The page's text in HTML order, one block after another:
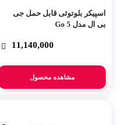
اسپیکر بلوتوثی قابل حمل جی
بی ال مدل Go 5
11,140,000
مشاهده محصول